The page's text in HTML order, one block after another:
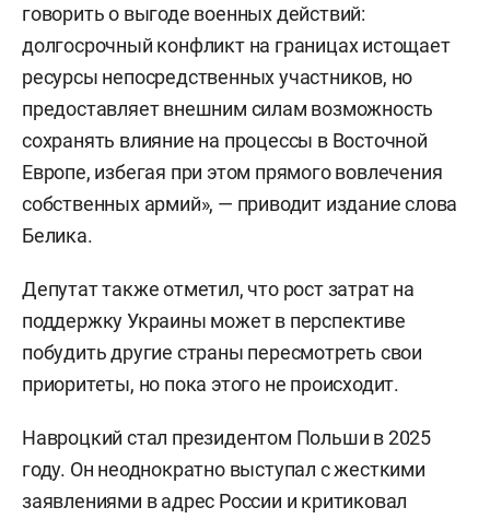
говорить о выгоде военных действий:
долгосрочный конфликт на границах истощает
ресурсы непосредственных участников, но
предоставляет внешним силам возможность
сохранять влияние на процессы в Восточной
Европе, избегая при этом прямого вовлечения
собственных армий», — приводит издание слова
Белика.
Депутат также отметил, что рост затрат на
поддержку Украины может в перспективе
побудить другие страны пересмотреть свои
приоритеты, но пока этого не происходит.
Навроцкий стал президентом Польши в 2025
году. Он неоднократно выступал с жесткими
заявлениями в адрес России и критиковал